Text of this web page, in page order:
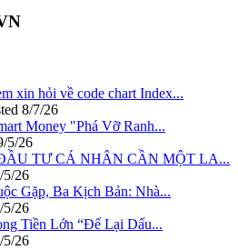
xin hỏi về code chart Index...
8/7/26
Money "Phá Vỡ Ranh...
5/26
TƯ CÁ NHÂN CẦN MỘT LA...
5/26
Gặp, Ba Kịch Bản: Nhà...
5/26
Tiền Lớn “Để Lại Dấu...
5/26